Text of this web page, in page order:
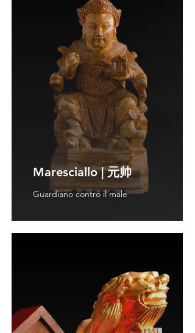
Maresciallo | 元帅
Guardiano contro il male